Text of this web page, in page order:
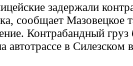
задержали
сообщает Мазовецкое
Контрабандный
автотрассе в Силезском